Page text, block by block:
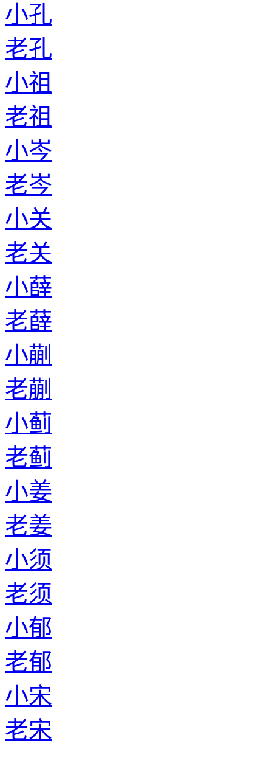
小孔
老孔
小祖
老祖
小岑
老岑
小关
老关
小薛
老薛
小蒯
老蒯
小蓟
老蓟
小姜
老姜
小须
老须
小郁
老郁
小宋
老宋